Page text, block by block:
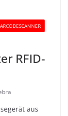
RFID-
aus